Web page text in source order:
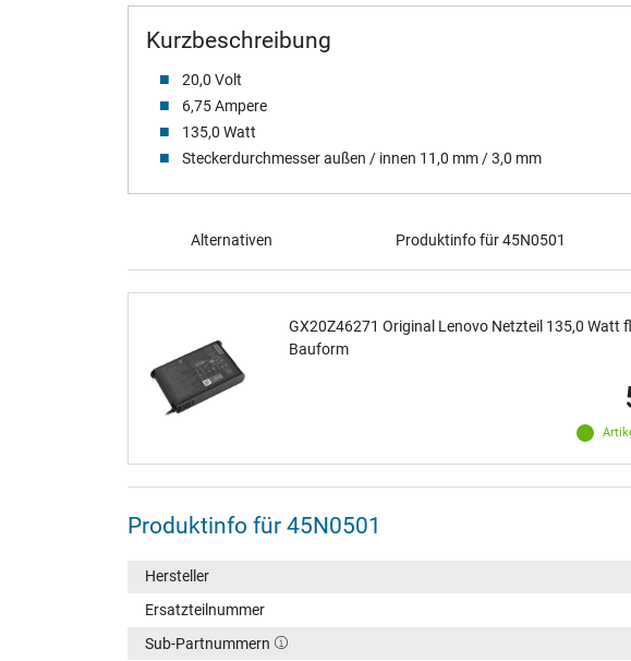
Kurzbeschreibung
20,0 Volt
6,75 Ampere
135,0 Watt
Steckerdurchmesser außen / innen 11,0 mm / 3,0 mm
Alternativen Produktinfo für 45N0501
GX20Z46271 Original Lenovo Netzteil 135,0 Watt
Bauform
Produktinfo für 45N0501
Hersteller
Ersatzteilnummer
Sub-Partnummern